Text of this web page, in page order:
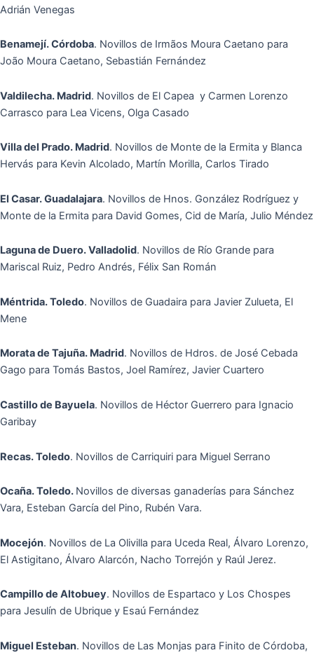
Adrián Venegas
Benamejí. Córdoba. Novillos de Irmãos Moura Caetano para
João Moura Caetano, Sebastián Fernández
Valdilecha. Madrid. Novillos de El Capea y Carmen Lorenzo
Carrasco para Lea Vicens, Olga Casado
Villa del Prado. Madrid. Novillos de Monte de la Ermita y Blanca
Hervás para Kevin Alcolado, Martín Morilla, Carlos Tirado
El Casar. Guadalajara. Novillos de Hnos. González Rodríguez y
Monte de la Ermita para David Gomes, Cid de María, Julio Méndez
Laguna de Duero. Valladolid. Novillos de Río Grande para
Mariscal Ruiz, Pedro Andrés, Félix San Román
Méntrida. Toledo. Novillos de Guadaira para Javier Zulueta, El
Mene
Morata de Tajuña. Madrid. Novillos de Hdros. de José Cebada
Gago para Tomás Bastos, Joel Ramírez, Javier Cuartero
Castillo de Bayuela. Novillos de Héctor Guerrero para Ignacio
Garibay
Recas. Toledo. Novillos de Carriquiri para Miguel Serrano
Ocaña. Toledo. Novillos de diversas ganaderías para Sánchez
Vara, Esteban García del Pino, Rubén Vara.
Mocejón. Novillos de La Olivilla para Uceda Real, Álvaro Lorenzo,
El Astigitano, Álvaro Alarcón, Nacho Torrejón y Raúl Jerez.
Campillo de Altobuey. Novillos de Espartaco y Los Chospes
para Jesulín de Ubrique y Esaú Fernández
Miguel Esteban. Novillos de Las Monjas para Finito de Córdoba,